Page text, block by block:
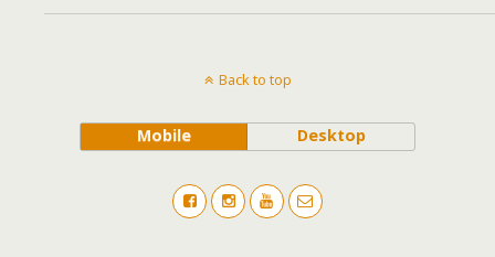
Back to top
Mobile Desktop